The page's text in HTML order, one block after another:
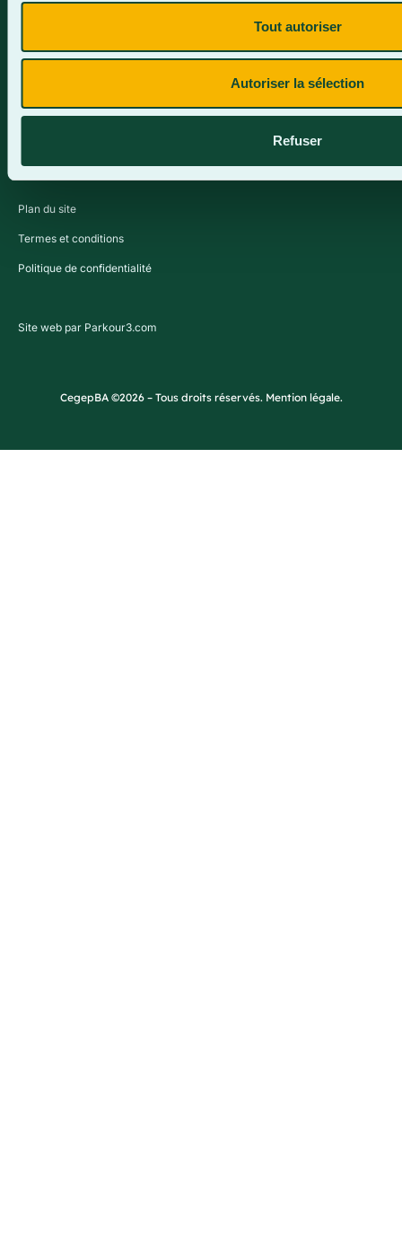
Tout autoriser
Autoriser la sélection
Refuser
Plan du site
Termes et conditions
Politique de confidentialité
Site web par Parkour3.com
CegepBA ©2026 – Tous droits réservés. Mention légale.